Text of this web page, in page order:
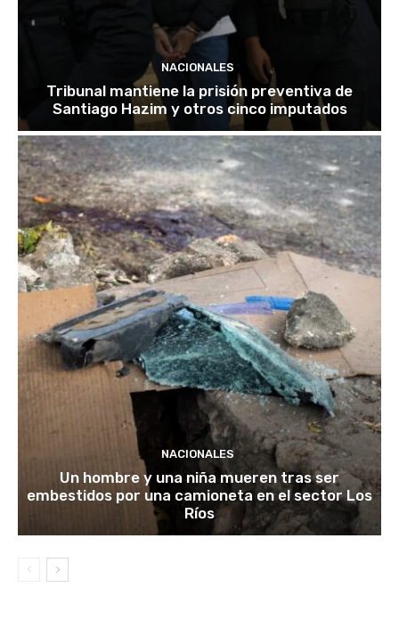
NACIONALES
Tribunal mantiene la prisión preventiva de
Santiago Hazim y otros cinco imputados
NACIONALES
Un hombre y una niña mueren tras ser
embestidos por una camioneta en el sector Los
Ríos